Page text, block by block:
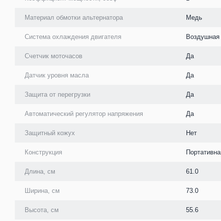
Материал обмотки альтернатора Медь
Система охлаждения двигателя Воздушная
Счетчик моточасов Да
Датчик уровня масла Да
Защита от перегрузки Да
Автоматический регулятор напряжения Да
Защитный кожух Нет
Конструкция
Длина, см 61.0
Ширина, см 73.0
Высота, см 55.6